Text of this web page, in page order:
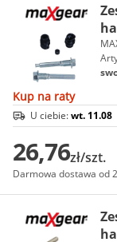
Kup na raty
U ciebie:wt. 11.08
26,76zł/szt.
Darmowa dostawa od